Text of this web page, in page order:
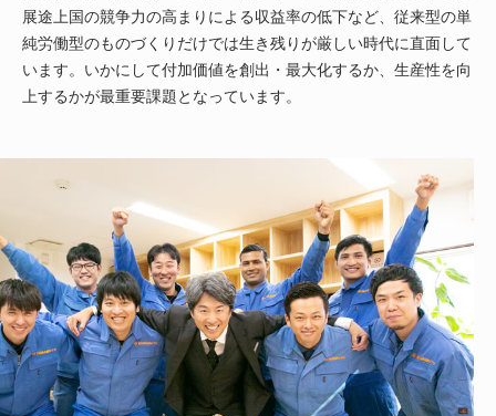
展途上国の競争力の高まりによる収益率の低下など、従来型の単
純労働型のものづくりだけでは生き残りが厳しい時代に直面して
います。いかにして付加価値を創出・最大化するか、生産性を向
上するかが最重要課題となっています。